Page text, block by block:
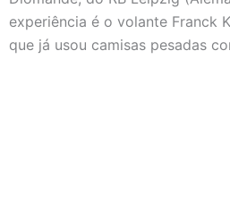
experiência é o volante Franck
que já usou camisas pesadas